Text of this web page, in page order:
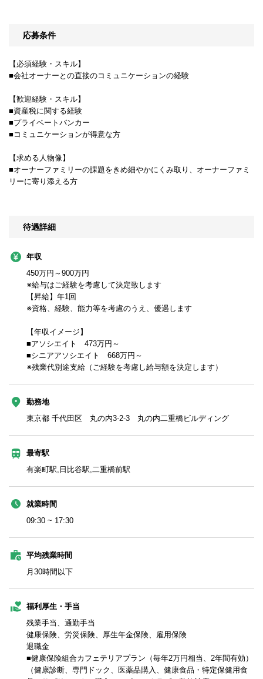
応募条件
【必須経験・スキル】
■会社オーナーとの直接のコミュニケーションの経験
【歓迎経験・スキル】
■資産税に関する経験
■プライベートバンカー
■コミュニケーションが得意な方
【求める人物像】
■オーナーファミリーの課題をきめ細やかにくみ取り、オーナーファミ
リーに寄り添える方
待遇詳細
年収
450万円～900万円
※給与はご経験を考慮して決定致します
【昇給】年1回
※資格、経験、能力等を考慮のうえ、優遇します
【年収イメージ】
■アソシエイト 473万円～
■シニアアソシエイト 668万円～
※残業代別途支給（ご経験を考慮し給与額を決定します）
勤務地
東京都 千代田区 丸の内3-2-3 丸の内二重橋ビルディング
最寄駅
有楽町駅,日比谷駅,二重橋前駅
就業時間
09:30 ~ 17:30
平均残業時間
月30時間以下
福利厚生・手当
残業手当、通勤手当
健康保険、労災保険、厚生年金保険、雇用保険
退職金
■健康保険組合カフェテリアプラン（毎年2万円相当、2年間有効）
（健康診断、専門ドック、医薬品購入、健康食品・特定保健用食